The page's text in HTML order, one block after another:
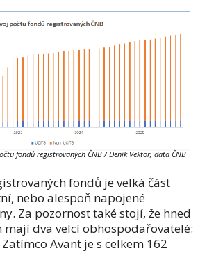
fondů registrovaných ČNB / Deník Vektor, data ČNB
fondů je velká část
nebo alespoň napojené
Za pozornost také stojí, že hned
mají dva velcí obhospodařovatelé:
Avant je s celkem 162